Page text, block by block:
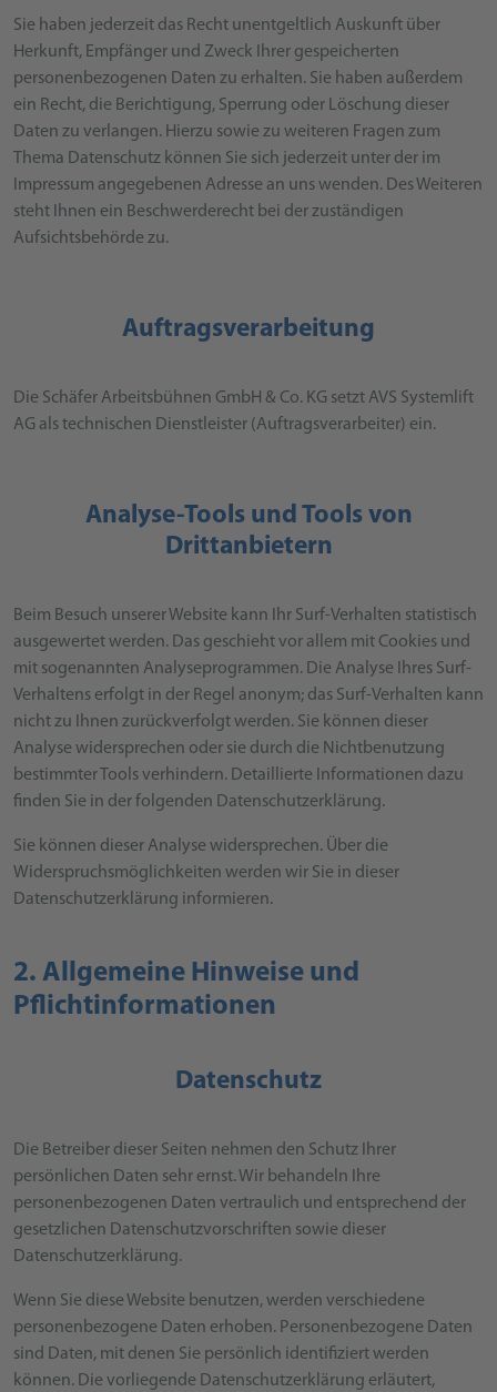
Sie haben jederzeit das Recht unentgeltlich Auskunft über
Herkunft, Empfänger und Zweck Ihrer gespeicherten
personenbezogenen Daten zu erhalten. Sie haben außerdem
ein Recht, die Berichtigung, Sperrung oder Löschung dieser
Daten zu verlangen. Hierzu sowie zu weiteren Fragen zum
Thema Datenschutz können Sie sich jederzeit unter der im
Impressum angegebenen Adresse an uns wenden. Des Weiteren
steht Ihnen ein Beschwerderecht bei der zuständigen
Aufsichtsbehörde zu.
Auftragsverarbeitung
Die Schäfer Arbeitsbühnen GmbH & Co. KG setzt AVS Systemlift
AG als technischen Dienstleister (Auftragsverarbeiter) ein.
Analyse-Tools und Tools von
Drittanbietern
Beim Besuch unserer Website kann Ihr Surf-Verhalten statistisch
ausgewertet werden. Das geschieht vor allem mit Cookies und
mit sogenannten Analyseprogrammen. Die Analyse Ihres Surf-
Verhaltens erfolgt in der Regel anonym; das Surf-Verhalten kann
nicht zu Ihnen zurückverfolgt werden. Sie können dieser
Analyse widersprechen oder sie durch die Nichtbenutzung
bestimmter Tools verhindern. Detaillierte Informationen dazu
finden Sie in der folgenden Datenschutzerklärung.
Sie können dieser Analyse widersprechen. Über die
Widerspruchsmöglichkeiten werden wir Sie in dieser
Datenschutzerklärung informieren.
2. Allgemeine Hinweise und
Pflichtinformationen
Datenschutz
Die Betreiber dieser Seiten nehmen den Schutz Ihrer
persönlichen Daten sehr ernst. Wir behandeln Ihre
personenbezogenen Daten vertraulich und entsprechend der
gesetzlichen Datenschutzvorschriften sowie dieser
Datenschutzerklärung.
Wenn Sie diese Website benutzen, werden verschiedene
personenbezogene Daten erhoben. Personenbezogene Daten
sind Daten, mit denen Sie persönlich identifiziert werden
können. Die vorliegende Datenschutzerklärung erläutert,